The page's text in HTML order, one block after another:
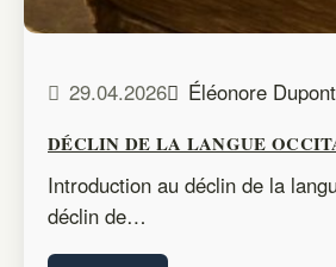
29.04.2026 Éléonore Dupont
DÉCLIN DE LA LANGUE
Introduction au déclin de la
déclin de…